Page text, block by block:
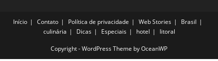
Início Contato Política de privacidade Web Stories
Brasil
culinária
Dicas Especiais hotel litoral
Copyright - WordPress Theme by OceanWP